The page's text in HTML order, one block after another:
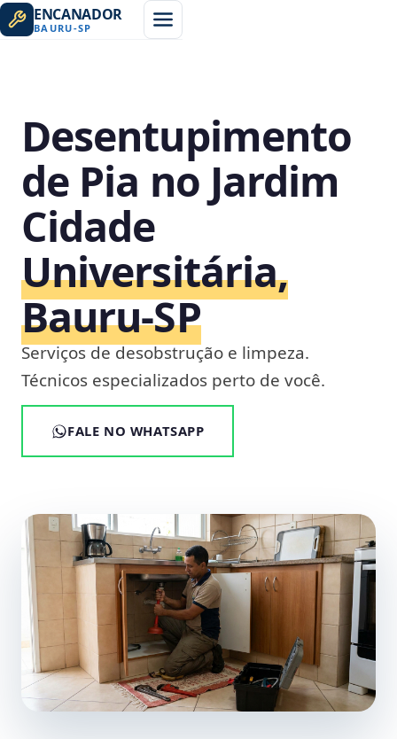
ENCANADOR
BAURU-SP
Desentupimento
de Pia no Jardim
Cidade
Universitária,
Bauru‑SP
Serviços de desobstrução e limpeza.
Técnicos especializados perto de você.
FALE NO WHATSAPP